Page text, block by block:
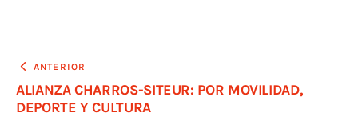
ANTERIOR
ALIANZA CHARROS-SITEUR: POR MOVILIDAD,
DEPORTE Y CULTURA